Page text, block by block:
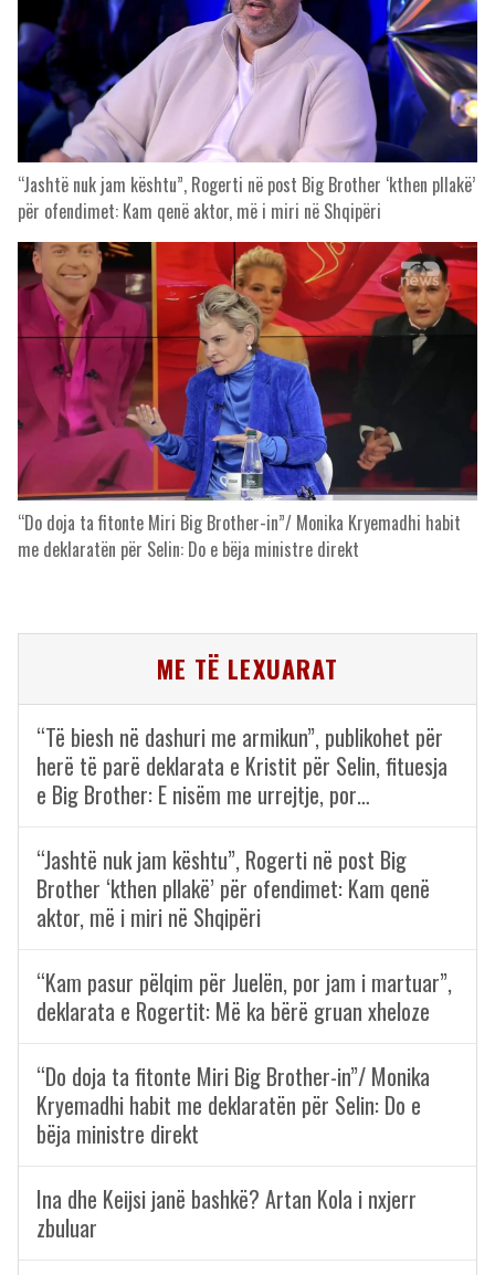
“Jashtë nuk jam kështu”, Rogerti në post Big Brother ‘kthen pllakë’
për ofendimet: Kam qenë aktor, më i miri në Shqipëri
“Do doja ta fitonte Miri Big Brother-in”/ Monika Kryemadhi habit
me deklaratën për Selin: Do e bëja ministre direkt
ME TË LEXUARAT
“Të biesh në dashuri me armikun”, publikohet për
herë të parë deklarata e Kristit për Selin, fituesja
e Big Brother: E nisëm me urrejtje, por…
“Jashtë nuk jam kështu”, Rogerti në post Big
Brother ‘kthen pllakë’ për ofendimet: Kam qenë
aktor, më i miri në Shqipëri
“Kam pasur pëlqim për Juelën, por jam i martuar”,
deklarata e Rogertit: Më ka bërë gruan xheloze
“Do doja ta fitonte Miri Big Brother-in”/ Monika
Kryemadhi habit me deklaratën për Selin: Do e
bëja ministre direkt
Ina dhe Keijsi janë bashkë? Artan Kola i nxjerr
zbuluar